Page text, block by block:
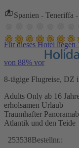
Spanien - Teneriffa
Für dieses Hotel
von 88% vor
8-tägige Flugreise, DZ
Adults Only ab 16
erholsamen Urlaub
Traumhafter
Atlantik und den Teide
253538Bestellnr.: